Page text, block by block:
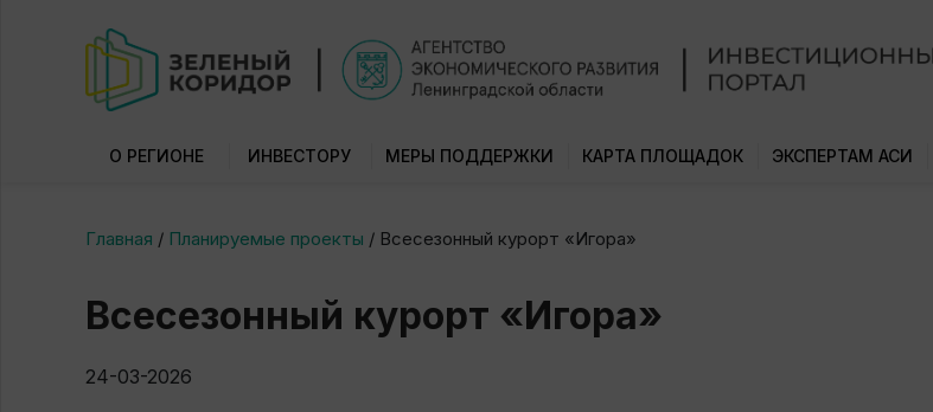
О РЕГИОНЕ ИНВЕСТОРУ МЕРЫ ПОДДЕРЖКИ КАРТА ПЛОЩАДОК ЭКСПЕРТАМ АСИ
Главная / Планируемые проекты / Всесезонный курорт «Игора»
Всесезонный курорт «Игора»
24-03-2026